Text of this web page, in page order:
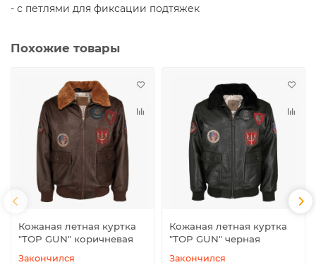
- с петлями для фиксации подтяжек
Похожие товары
Кожаная летная куртка
"TOP GUN" коричневая
Закончился
Кожаная летная куртка
"TOP GUN" черная
Закончился